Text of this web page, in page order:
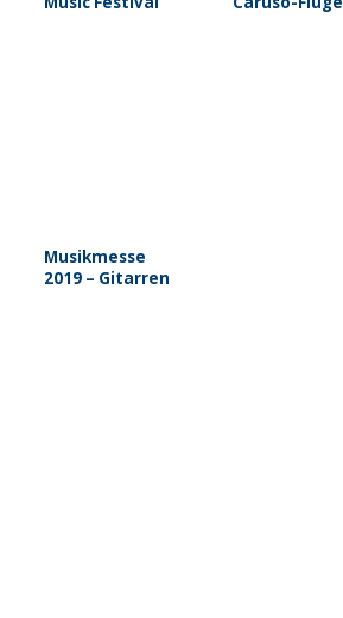
Musikmesse
2019 – Gitarren